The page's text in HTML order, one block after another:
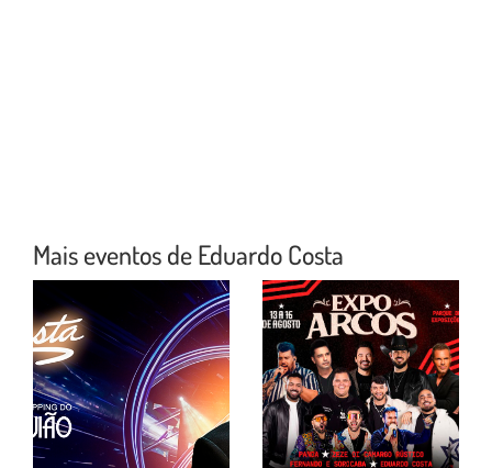
Mais eventos de Eduardo Costa